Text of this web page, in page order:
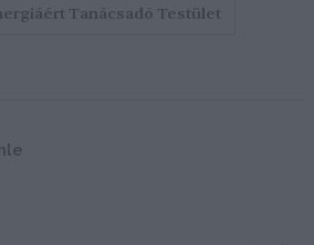
Tanácsadó Testület